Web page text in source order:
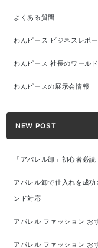
よくある質問
わんピース ビジネスレポ
わんピース 社長のワール
わんピースの展示会情報
NEW POST
「アパレル卸」初心者必
アパレル卸で仕入れを成
ンド対応
アパレル ファッション お
アパレル ファッション お